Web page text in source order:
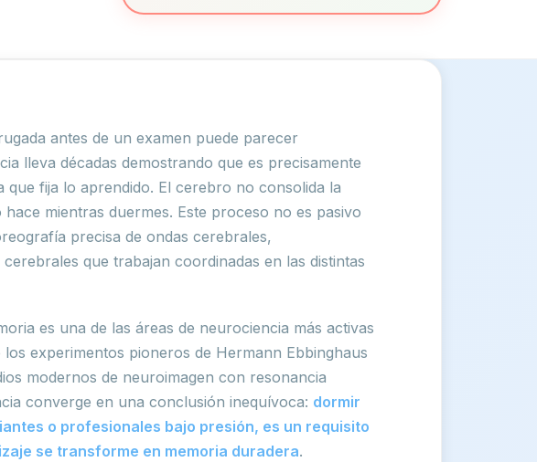
antes de un examen puede parecer
lleva décadas demostrando que es precisamente
fija lo aprendido. El cerebro no consolida la
mientras duermes. Este proceso no es pasivo
precisa de ondas cerebrales,
que trabajan coordinadas en las distintas
es una de las áreas de neurociencia más activas
experimentos pioneros de Hermann Ebbinghaus
modernos de neuroimagen con resonancia
converge en una conclusión inequívoca: dormir
o profesionales bajo presión, es un requisito
se transforme en memoria duradera.